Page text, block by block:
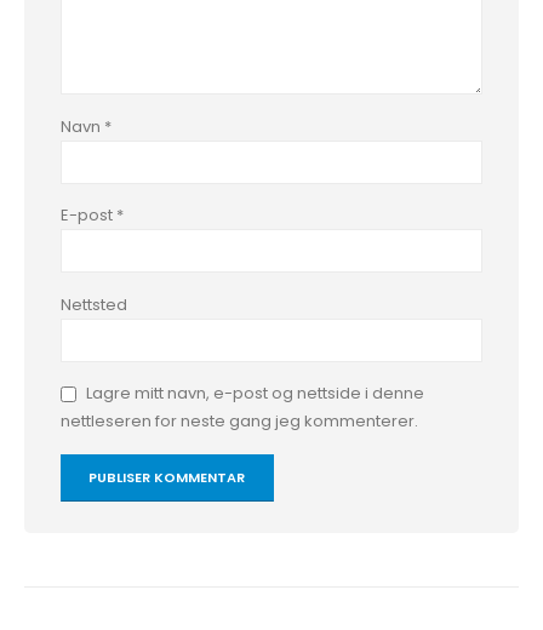
Navn *
E-post *
Nettsted
Lagre mitt navn, e-post og nettside i denne
nettleseren for neste gang jeg kommenterer.